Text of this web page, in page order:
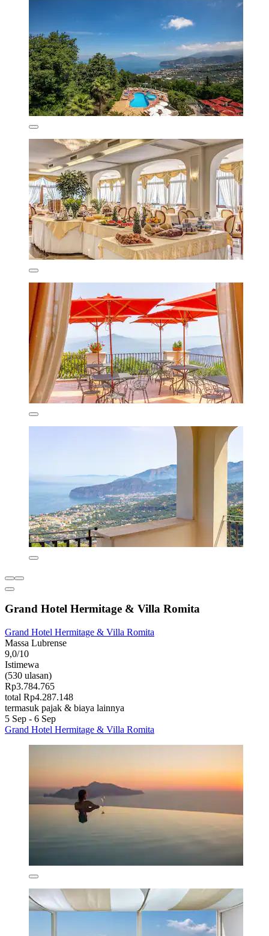
Grand Hotel Hermitage & Villa Romita
Grand Hotel Hermitage & Villa Romita
Massa Lubrense
9,0/10
Istimewa
(530 ulasan)
Rp3.784.765
total Rp4.287.148
termasuk pajak & biaya lainnya
5 Sep - 6 Sep
Grand Hotel Hermitage & Villa Romita